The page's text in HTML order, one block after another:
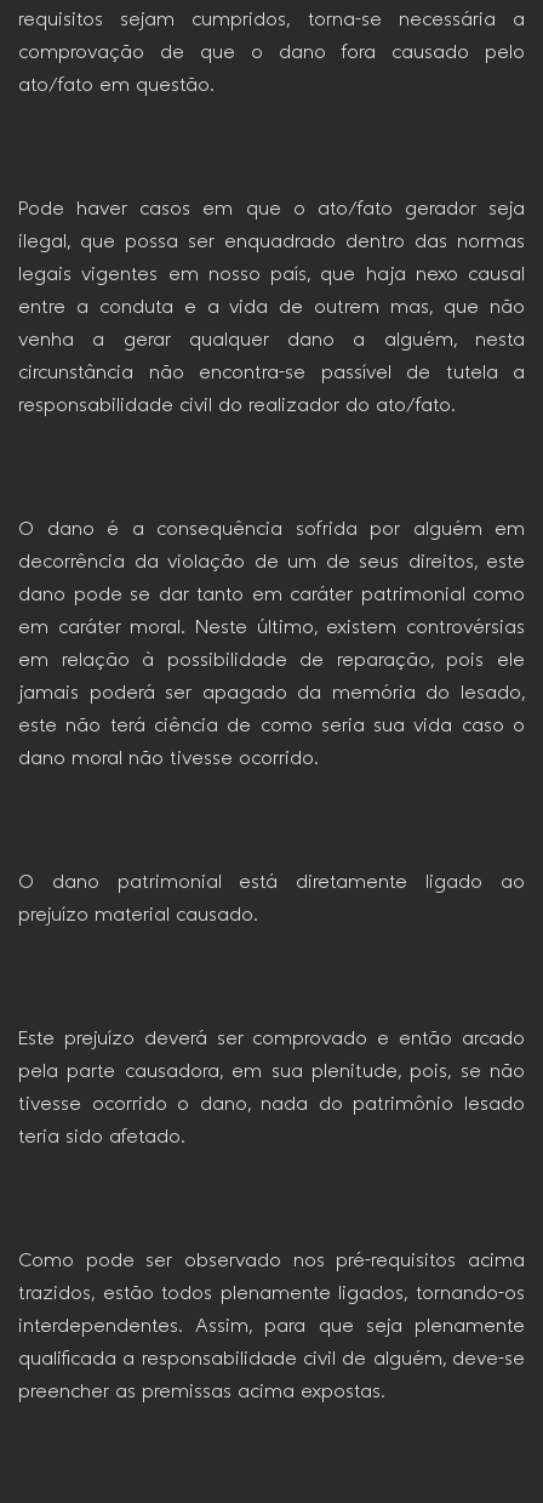
requisitos sejam cumpridos, torna-se necessária a
comprovação de que o dano fora causado pelo
ato/fato em questão.
Pode haver casos em que o ato/fato gerador seja
ilegal, que possa ser enquadrado dentro das normas
legais vigentes em nosso país, que haja nexo causal
entre a conduta e a vida de outrem mas, que não
venha a gerar qualquer dano a alguém, nesta
circunstância não encontra-se passível de tutela a
responsabilidade civil do realizador do ato/fato.
O dano é a consequência sofrida por alguém em
decorrência da violação de um de seus direitos, este
dano pode se dar tanto em caráter patrimonial como
em caráter moral. Neste último, existem controvérsias
em relação à possibilidade de reparação, pois ele
jamais poderá ser apagado da memória do lesado,
este não terá ciência de como seria sua vida caso o
dano moral não tivesse ocorrido.
O dano patrimonial está diretamente ligado ao
prejuízo material causado.
Este prejuízo deverá ser comprovado e então arcado
pela parte causadora, em sua plenitude, pois, se não
tivesse ocorrido o dano, nada do patrimônio lesado
teria sido afetado.
Como pode ser observado nos pré-requisitos acima
trazidos, estão todos plenamente ligados, tornando-os
interdependentes. Assim, para que seja plenamente
qualificada a responsabilidade civil de alguém, deve-se
preencher as premissas acima expostas.